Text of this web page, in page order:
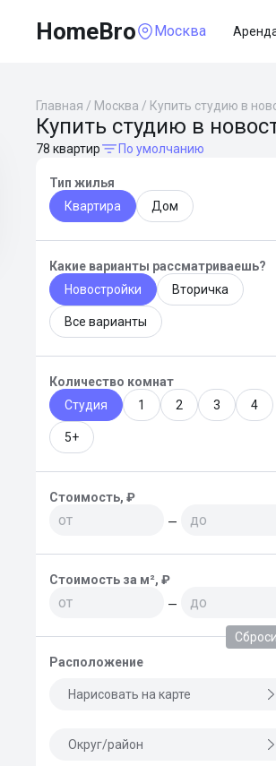
HomeBro Москва
Главная / Москва / Купить студию в
Купить студию в
78 квартир По умолчанию
Тип жилья
Квартира
Дом
Какие варианты рассматриваешь?
Новостройки
Вторичка
Все варианты
Количество комнат
Студия
1 2 3 4
5+
Стоимость, ₽
—
Стоимость за м², ₽
—
Расположение
Нарисовать на карте
Округ/район